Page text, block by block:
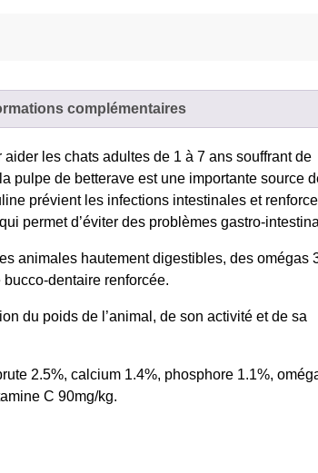
complémentaires
les chats adultes de 1 à 7 ans souffrant de
pulpe de betterave est une importante source
prévient les infections intestinales et
permet d’éviter des problèmes gastro-
animales hautement digestibles, des omégas
dentaire renforcée.
du poids de l’animal, de son activité et de sa
2.5%, calcium 1.4%, phosphore 1.1%,
C 90mg/kg.